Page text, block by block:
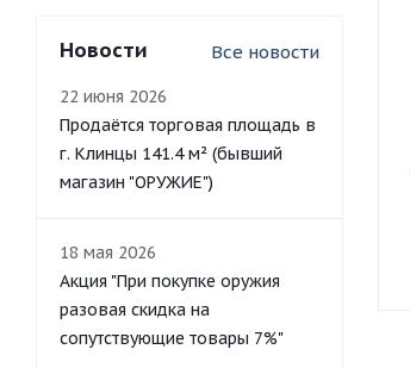
Новости Все новости
22 июня 2026
Продаётся торговая площадь в
г. Клинцы 141.4 м² (бывший
магазин "ОРУЖИЕ")
18 мая 2026
Акция "При покупке оружия
разовая скидка на
сопутствующие товары 7%"